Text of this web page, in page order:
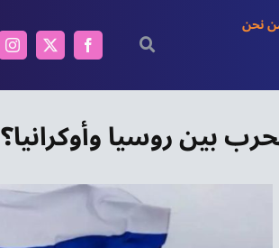
نحن
بين روسيا وأوكرانيا؟